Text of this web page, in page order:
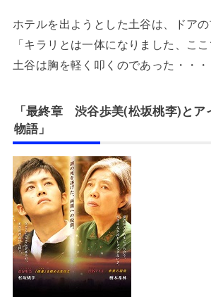
ホテルを出ようとした土谷は、ドア
「キラリとは一体になりました、ここ
土谷は胸を軽く叩くのであった・・・
「最終章 渋谷歩美(松坂桃李)とア
物語」